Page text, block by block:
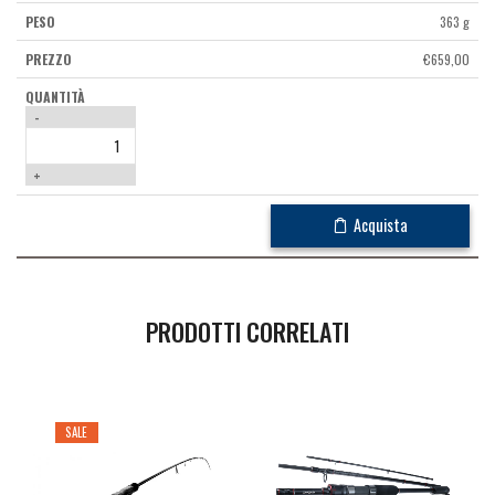
363 g
€659,00
-
+
Acquista
PRODOTTI CORRELATI
SALE